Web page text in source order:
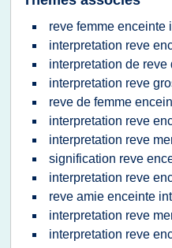
reve femme enceinte
interpretation reve
interpretation de reve
interpretation reve
reve de femme
interpretation reve
interpretation reve
signification reve
interpretation reve
reve amie enceinte
interpretation reve
interpretation reve